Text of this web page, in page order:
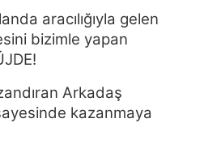
aracılığıyla gelen
bizimle yapan
Arkadaş
kazanmaya